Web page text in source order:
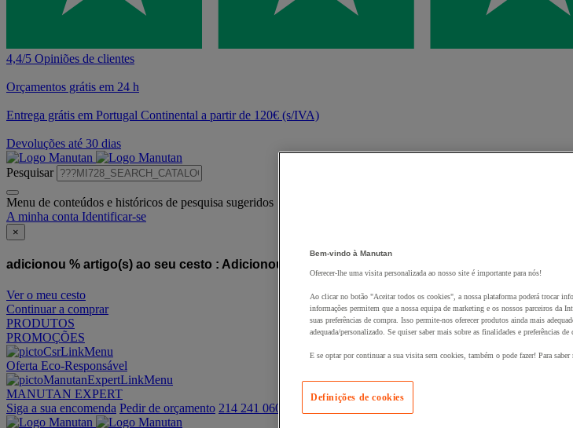
4,4/5 Opiniões de clientes
Orçamentos grátis em 24 h
Entrega grátis em Portugal Continental a partir de 120€ (s/IVA)
Devoluções até 30 dias
Pesquisar
Menu de conteúdos e históricos de pesquisa sugeridos
A minha conta Identificar-se
×
adicionou % artigo(s) ao seu cesto : Adicionou este artigo ao seu cesto :
Ver o meu cesto
Continuar a comprar
PRODUTOS
PROMOÇÕES
Oferta Eco-Responsável
MANUTAN EXPERT
Siga a sua encomenda Pedir de orçamento 214 241 060
Bem-vindo à Manutan
Oferecer-lhe uma visita personalizada ao nosso site é importante para nós!
Ao clicar no botão "Aceitar todos os cookies", a nossa plataforma poderá trocar
informações permitem que a nossa equipa de marketing e os nossos parceiros da
suas preferências de compra. Isso permite-nos oferecer produtos ainda mais
adequada/personalizado. Se quiser saber mais sobre as finalidades e preferências
E se optar por continuar a sua visita sem cookies, também o pode fazer! Para
Definições de cookies